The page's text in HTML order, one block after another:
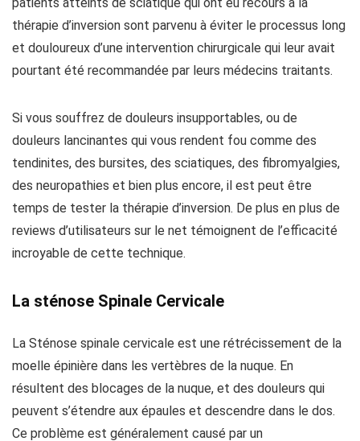
thérapie d’inversion sont parvenu à éviter le processus long
et douloureux d’une intervention chirurgicale qui leur avait
pourtant été recommandée par leurs médecins traitants.
Si vous souffrez de douleurs insupportables, ou de
douleurs lancinantes qui vous rendent fou comme des
tendinites, des bursites, des sciatiques, des fibromyalgies,
des neuropathies et bien plus encore, il est peut être
temps de tester la thérapie d’inversion. De plus en plus de
reviews d’utilisateurs sur le net témoignent de l’efficacité
incroyable de cette technique.
La sténose Spinale Cervicale
La Sténose spinale cervicale est une rétrécissement de la
moelle épinière dans les vertèbres de la nuque. En
résultent des blocages de la nuque, et des douleurs qui
peuvent s’étendre aux épaules et descendre dans le dos.
Ce problème est généralement causé par un